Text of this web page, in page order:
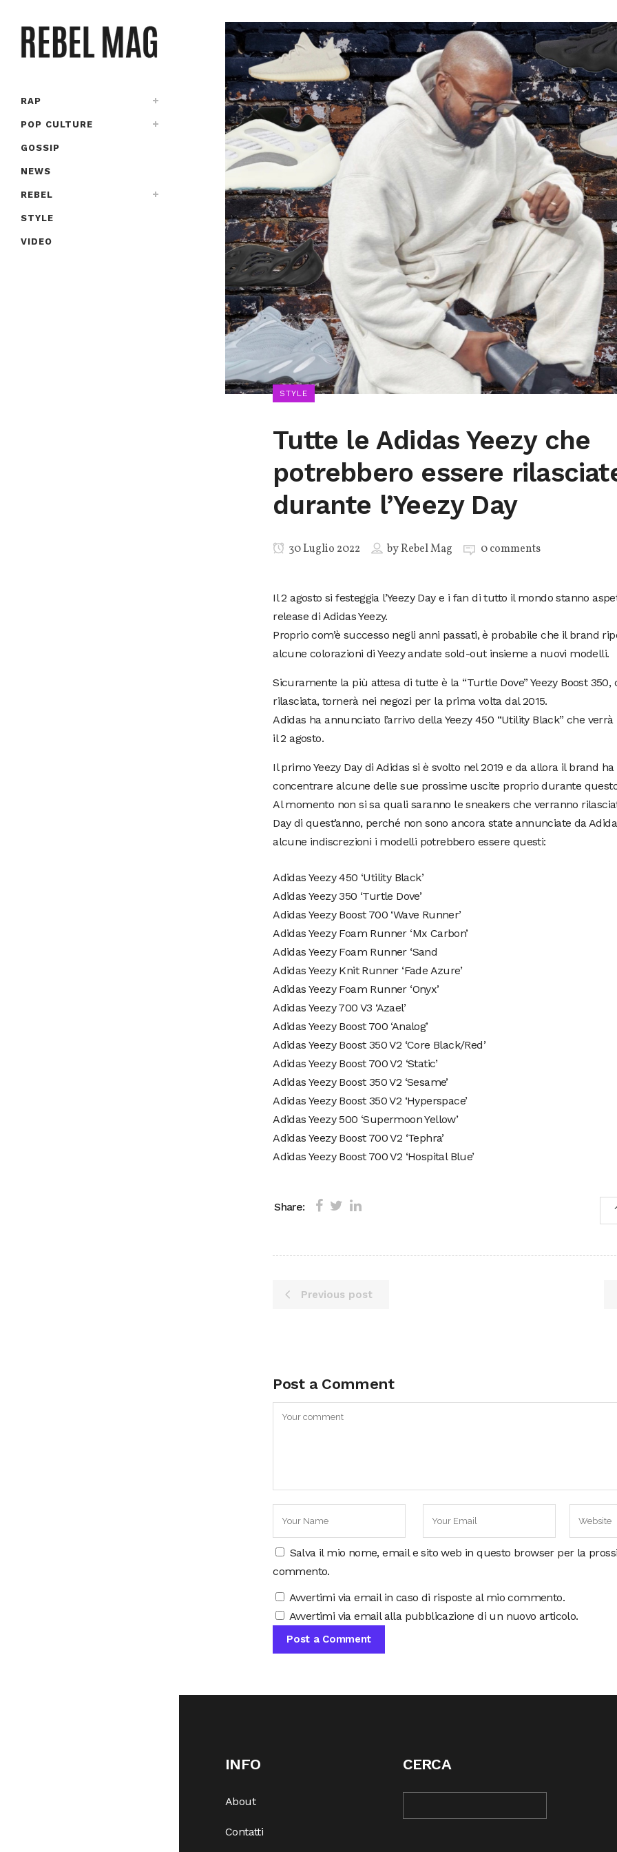
RAP
POP CULTURE
GOSSIP
NEWS
REBEL
STYLE
VIDEO
STYLE
Tutte le Adidas Yeezy che
potrebbero essere
durante l’Yeezy Day
30 Luglio 2022 byRebel Mag 0 comments
Il 2 agosto si festeggia l’Yeezy Day e i fan di tutto il mondo stanno
release di Adidas Yeezy.
Proprio com’è successo negli anni passati, è probabile che il brand
alcune colorazioni di Yeezy andate sold-out insieme a nuovi modelli.
Sicuramente la più attesa di tutte è la “Turtle Dove” Yeezy Boost 350,
rilasciata, tornerà nei negozi per la prima volta dal 2015.
Adidas ha annunciato l’arrivo della Yeezy 450 “Utility Black” che
il 2 agosto.
Il primo Yeezy Day di Adidas si è svolto nel 2019 e da allora il brand
concentrare alcune delle sue prossime uscite proprio durante
Al momento non si sa quali saranno le sneakers che verranno
Day di quest’anno, perché non sono ancora state annunciate da
alcune indiscrezioni i modelli potrebbero essere questi:
Adidas Yeezy 450 ‘Utility Black’
Adidas Yeezy 350 ‘Turtle Dove’
Adidas Yeezy Boost 700 ‘Wave Runner’
Adidas Yeezy Foam Runner ‘Mx Carbon’
Adidas Yeezy Foam Runner ‘Sand
Adidas Yeezy Knit Runner ‘Fade Azure’
Adidas Yeezy Foam Runner ‘Onyx’
Adidas Yeezy 700 V3 ‘Azael’
Adidas Yeezy Boost 700 ‘Analog’
Adidas Yeezy Boost 350 V2 ‘Core Black/Red’
Adidas Yeezy Boost 700 V2 ‘Static’
Adidas Yeezy Boost 350 V2 ‘Sesame’
Adidas Yeezy Boost 350 V2 ‘Hyperspace’
Adidas Yeezy 500 ‘Supermoon Yellow’
Adidas Yeezy Boost 700 V2 ‘Tephra’
Adidas Yeezy Boost 700 V2 ‘Hospital Blue’
Share:
Previous post
Post a Comment
Salva il mio nome, email e sito web in questo browser per la
commento.
Avvertimi via email in caso di risposte al mio commento.
Avvertimi via email alla pubblicazione di un nuovo articolo.
INFO
About
Contatti
CERCA